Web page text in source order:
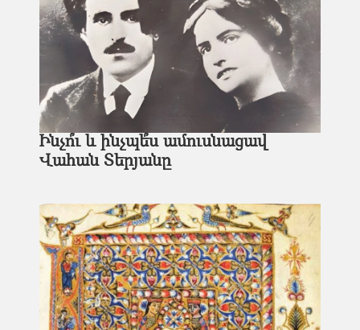
Ինչո՞ւ և ինչպե՞ս ամուսնացավ
Վահան Տերյանը